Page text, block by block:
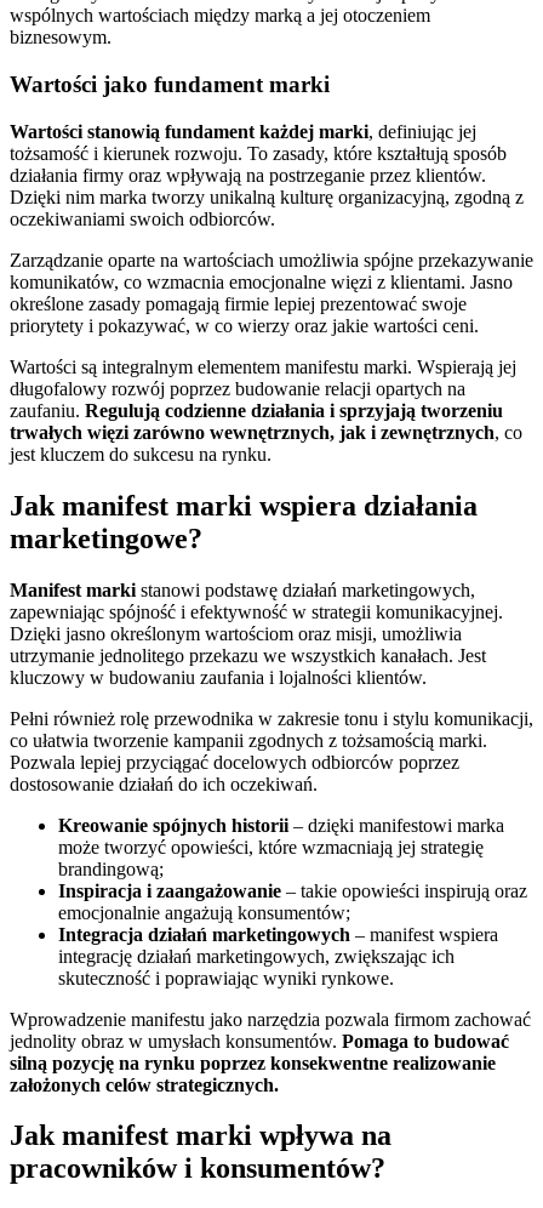
wspólnych wartościach między marką a jej otoczeniem
biznesowym.
Wartości jako fundament marki
Wartości stanowią fundament każdej marki, definiując jej
tożsamość i kierunek rozwoju. To zasady, które kształtują sposób
działania firmy oraz wpływają na postrzeganie przez klientów.
Dzięki nim marka tworzy unikalną kulturę organizacyjną, zgodną z
oczekiwaniami swoich odbiorców.
Zarządzanie oparte na wartościach umożliwia spójne przekazywanie
komunikatów, co wzmacnia emocjonalne więzi z klientami. Jasno
określone zasady pomagają firmie lepiej prezentować swoje
priorytety i pokazywać, w co wierzy oraz jakie wartości ceni.
Wartości są integralnym elementem manifestu marki. Wspierają jej
długofalowy rozwój poprzez budowanie relacji opartych na
zaufaniu. Regulują codzienne działania i sprzyjają tworzeniu
trwałych więzi zarówno wewnętrznych, jak i zewnętrznych, co
jest kluczem do sukcesu na rynku.
Jak manifest marki wspiera działania
marketingowe?
Manifest marki stanowi podstawę działań marketingowych,
zapewniając spójność i efektywność w strategii komunikacyjnej.
Dzięki jasno określonym wartościom oraz misji, umożliwia
utrzymanie jednolitego przekazu we wszystkich kanałach. Jest
kluczowy w budowaniu zaufania i lojalności klientów.
Pełni również rolę przewodnika w zakresie tonu i stylu komunikacji,
co ułatwia tworzenie kampanii zgodnych z tożsamością marki.
Pozwala lepiej przyciągać docelowych odbiorców poprzez
dostosowanie działań do ich oczekiwań.
Kreowanie spójnych historii – dzięki manifestowi marka
może tworzyć opowieści, które wzmacniają jej strategię
brandingową;
Inspiracja i zaangażowanie – takie opowieści inspirują oraz
emocjonalnie angażują konsumentów;
Integracja działań marketingowych – manifest wspiera
integrację działań marketingowych, zwiększając ich
skuteczność i poprawiając wyniki rynkowe.
Wprowadzenie manifestu jako narzędzia pozwala firmom zachować
jednolity obraz w umysłach konsumentów. Pomaga to budować
silną pozycję na rynku poprzez konsekwentne realizowanie
założonych celów strategicznych.
Jak manifest marki wpływa na
pracowników i konsumentów?